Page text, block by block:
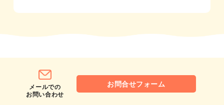
メールでの
お問い合わせ
お問合せフォーム